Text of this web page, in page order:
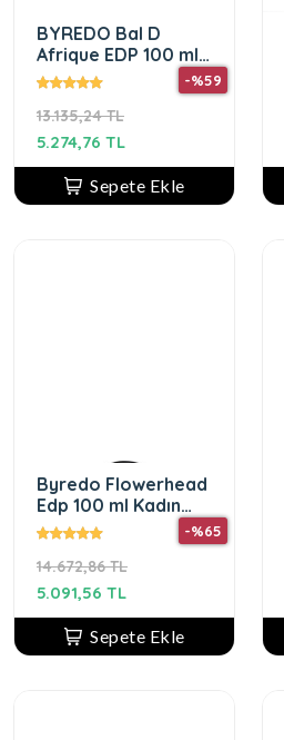
BYREDO Bal D
Afrique EDP 100 ml
Unisex Parfüm
13.135,24 TL
-%59
5.274,76 TL
Sepete Ekle
Byredo Flowerhead
Edp 100 ml Kadın
Parfüm
14.672,86 TL
-%65
5.091,56 TL
Sepete Ekle